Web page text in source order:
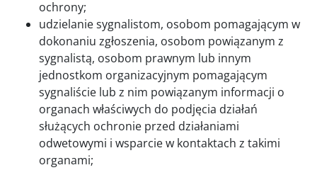
ochrony;
udzielanie sygnalistom, osobom pomagającym w
dokonaniu zgłoszenia, osobom powiązanym z
sygnalistą, osobom prawnym lub innym
jednostkom organizacyjnym pomagającym
sygnaliście lub z nim powiązanym informacji o
organach właściwych do podjęcia działań
służących ochronie przed działaniami
odwetowymi i wsparcie w kontaktach z takimi
organami;